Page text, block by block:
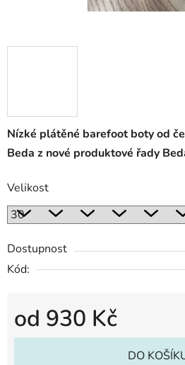
Nízké plátěné barefoot boty od
Beda z nové produktové řady
Velikost
Dostupnost
Kód:
od 930 Kč
Měrná cena:
DO